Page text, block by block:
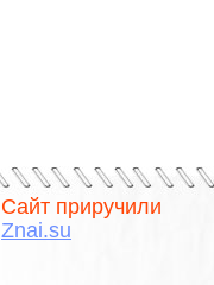
Сайт приручили
Znai.su